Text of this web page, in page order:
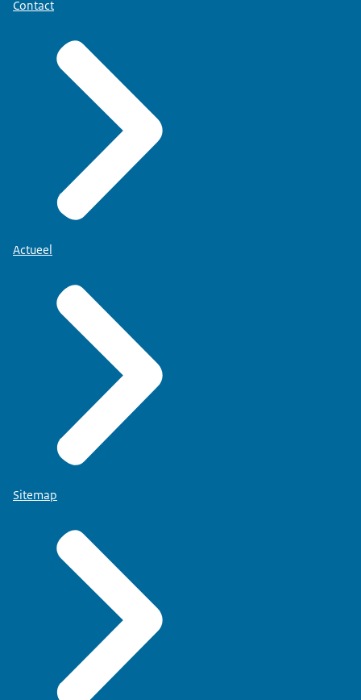
Contact
Actueel
Sitemap